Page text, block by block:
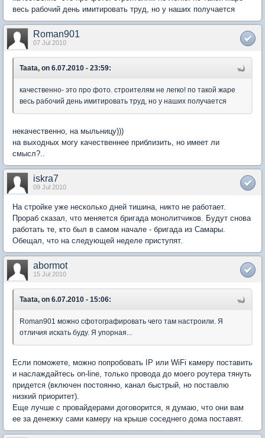
весь рабочий день имитировать труд, но у наших получается
Roman901
07 Jul 2010
Taata, on 6.07.2010 - 23:59:
качественно- это про фото. строителям не легко! по такой жаре
весь рабочий день имитировать труд, но у наших получается
некачественно, на мыльницу)))
на выходных могу качественнее приблизить, но имеет ли
смысл?..
iskra7
09 Jul 2010
На стройке уже несколько дней тишина, никто не работает.
Прораб сказал, что меняется бригада монолитчиков. Будут снова
работать те, кто был в самом начале - бригада из Самары.
Обещал, что на следующей неделе приступят.
abormot
15 Jul 2010
Taata, on 6.07.2010 - 15:06:
Roman901 можно сфотографировать чего там настроили. Я
отличия искать буду. Я упорная...
Если поможете, можно попробовать IP или WiFi камеру поставить
и наслаждайтесь on-line, только провода до моего роутера тянуть
придется (включен постоянно, канал быстрый, но поставлю
низкий приоритет).
Еще лучше с провайдерами договорится, я думаю, что они вам
ее за денежку сами камеру на крыше соседнего дома поставят.